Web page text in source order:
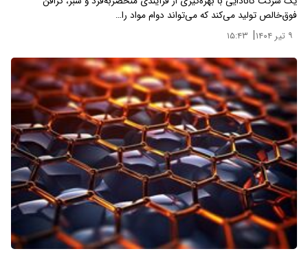
فوق‌خالص تولید می‌کند که می‌تواند دوام مواد را…
۹ تیر ۱۴۰۴ | ۱۵:۴۳